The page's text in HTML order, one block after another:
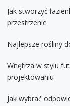
Jak stworzyć
przestrzenie
Najlepsze rośliny
Wnętrza w stylu
projektowaniu
Jak wybrać